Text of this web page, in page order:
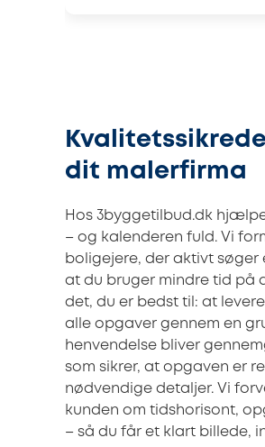
dit malerfirma
Hos 3byggetilbud.dk
– og kalenderen fuld. Vi
boligejere, der aktivt søger
at du bruger mindre tid på
det, du er bedst til: at
alle opgaver gennem en
henvendelse bliver
som sikrer, at opgaven er
nødvendige detaljer. Vi
kunden om tidshorisont,
– så du får et klart billede,